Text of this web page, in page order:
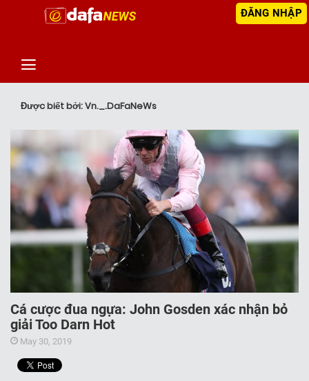
ĐĂNG NHẬP
Được biết bởi: Vn._.DaFaNeWs
Cá cược đua ngựa: John Gosden xác nhận bỏ
giải Too Darn Hot
May 30, 2019